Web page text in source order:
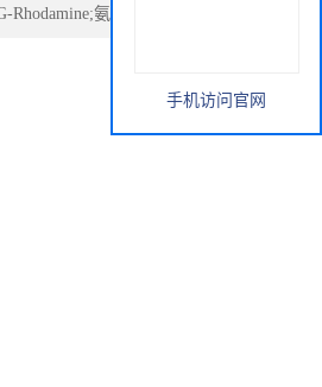
Rhodamine;氨基聚乙二醇罗
手机访问官网